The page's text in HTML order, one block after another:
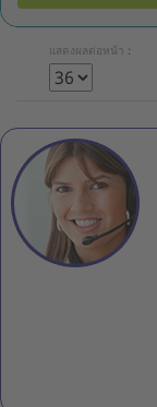
แสดงผลต่อหน้า :